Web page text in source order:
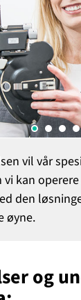
vil vår
kan
den
øyne.
og